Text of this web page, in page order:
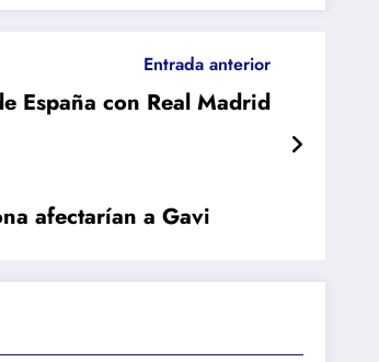
Entrada anterior
España con Real Madrid
afectarían a Gavi